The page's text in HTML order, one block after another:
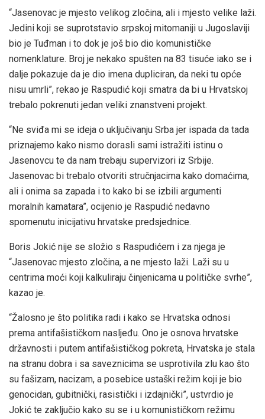
“Jasenovac je mjesto velikog zločina, ali i mjesto velike laži.
Jedini koji se suprotstavio srpskoj mitomaniji u Jugoslaviji
bio je Tuđman i to dok je još bio dio komunističke
nomenklature. Broj je nekako spušten na 83 tisuće iako se i
dalje pokazuje da je dio imena dupliciran, da neki tu opće
nisu umrli”, rekao je Raspudić koji smatra da bi u Hrvatskoj
trebalo pokrenuti jedan veliki znanstveni projekt.
“Ne sviđa mi se ideja o uključivanju Srba jer ispada da tada
priznajemo kako nismo dorasli sami istražiti istinu o
Jasenovcu te da nam trebaju supervizori iz Srbije.
Jasenovac bi trebalo otvoriti stručnjacima kako domaćima,
ali i onima sa zapada i to kako bi se izbili argumenti
moralnih kamatara”, ocijenio je Raspudić nedavno
spomenutu inicijativu hrvatske predsjednice.
Boris Jokić nije se složio s Raspudićem i za njega je
“Jasenovac mjesto zločina, a ne mjesto laži. Laži su u
centrima moći koji kalkuliraju činjenicama u političke svrhe”,
kazao je.
“Žalosno je što politika radi i kako se Hrvatska odnosi
prema antifašističkom nasljeđu. Ono je osnova hrvatske
državnosti i putem antifašističkog pokreta, Hrvatska je stala
na stranu dobra i sa saveznicima se usprotivila zlu kao što
su fašizam, nacizam, a posebice ustaški režim koji je bio
genocidan, gubitnički, rasistički i izdajnički”, ustvrdio je
Jokić te zaključio kako su se i u komunističkom režimu